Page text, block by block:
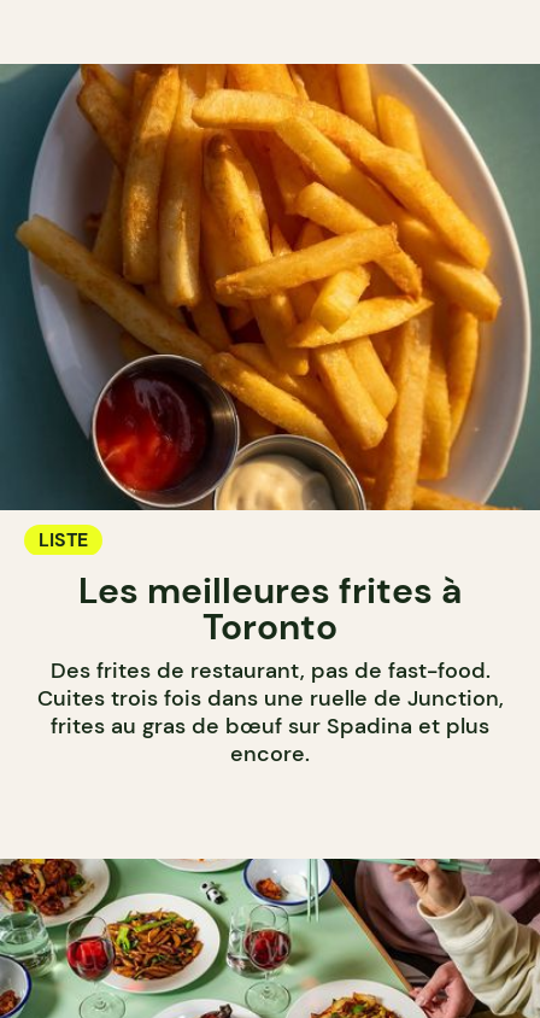
LISTE
Les meilleures frites à
Toronto
Des frites de restaurant, pas de fast-food.
Cuites trois fois dans une ruelle de Junction,
frites au gras de bœuf sur Spadina et plus
encore.